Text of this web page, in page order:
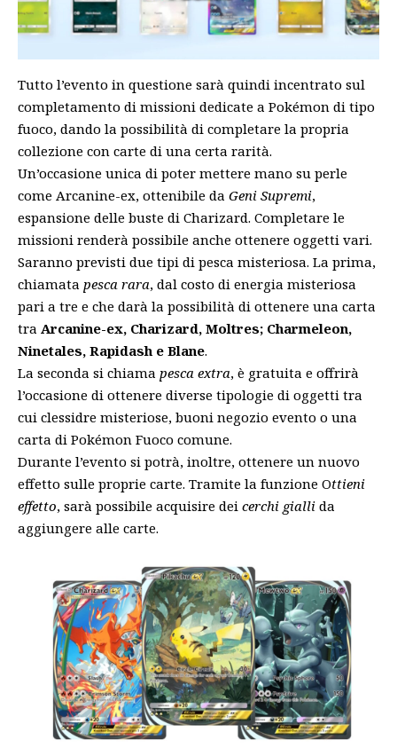
Tutto l’evento in questione sarà quindi incentrato sul
completamento di missioni dedicate a Pokémon di tipo
fuoco, dando la possibilità di completare la propria
collezione con carte di una certa rarità.
Un’occasione unica di poter mettere mano su perle
come Arcanine-ex, ottenibile da Geni Supremi,
espansione delle buste di Charizard. Completare le
missioni renderà possibile anche ottenere oggetti vari.
Saranno previsti due tipi di pesca misteriosa. La prima,
chiamata pesca rara, dal costo di energia misteriosa
pari a tre e che darà la possibilità di ottenere una carta
tra Arcanine-ex, Charizard, Moltres; Charmeleon,
Ninetales, Rapidash e Blane.
La seconda si chiama pesca extra, è gratuita e offrirà
l’occasione di ottenere diverse tipologie di oggetti tra
cui clessidre misteriose, buoni negozio evento o una
carta di Pokémon Fuoco comune.
Durante l’evento si potrà, inoltre, ottenere un nuovo
effetto sulle proprie carte. Tramite la funzione Ottieni
effetto, sarà possibile acquisire dei cerchi gialli da
aggiungere alle carte.